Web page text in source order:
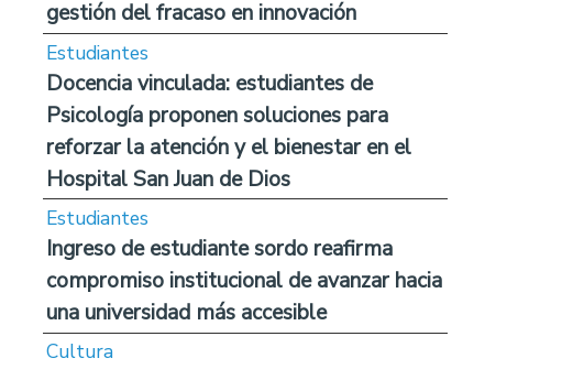
gestión del fracaso en innovación
Estudiantes
Docencia vinculada: estudiantes de
Psicología proponen soluciones para
reforzar la atención y el bienestar en el
Hospital San Juan de Dios
Estudiantes
Ingreso de estudiante sordo reafirma
compromiso institucional de avanzar hacia
una universidad más accesible
Cultura